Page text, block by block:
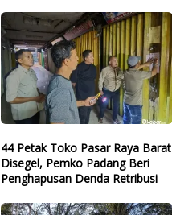
44 Petak Toko Pasar Raya Barat
Disegel, Pemko Padang Beri
Penghapusan Denda Retribusi